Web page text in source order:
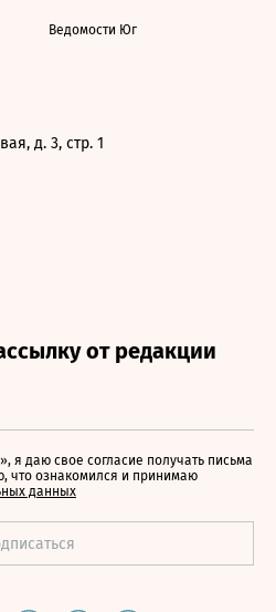
Ведомости Юг
д. 3, стр. 1
я даю свое согласие получать письма
что ознакомился и принимаю
данных